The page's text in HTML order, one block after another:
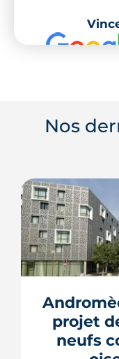
Nos
projet
neufs